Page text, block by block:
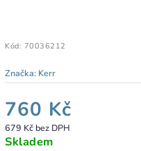
Kód: 70036212
Značka: Kerr
760 Kč
679 Kč bez DPH
Skladem